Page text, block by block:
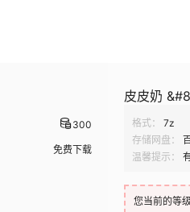
300
免费下载
皮皮奶
格式： 7z
存储网盘：
温馨提示：
您当前的等